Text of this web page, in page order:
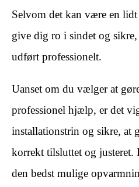
Selvom det kan være en
give dig ro i sindet og
udført professionelt.
Uanset om du vælger at
professionel hjælp, er det
installationstrin og sikre, at
korrekt tilsluttet og justeret.
den bedst mulige